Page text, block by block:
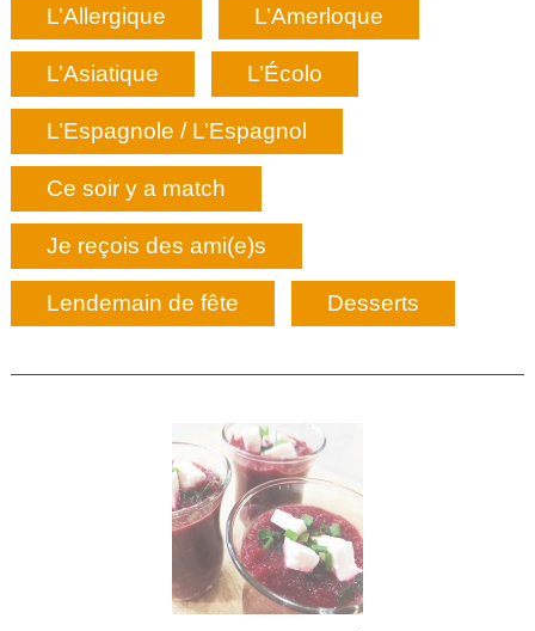
L’Allergique L’Amerloque
L’Asiatique L’Écolo
L’Espagnole / L’Espagnol
Ce soir y a match
Je reçois des ami(e)s
Lendemain de fête Desserts